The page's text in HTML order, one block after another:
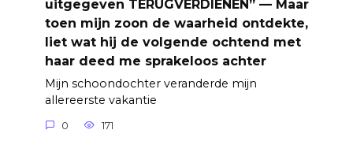
uitgegeven TERUGVERDIENEN” — Maar
toen mijn zoon de waarheid ontdekte,
liet wat hij de volgende ochtend met
haar deed me sprakeloos achter
Mijn schoondochter veranderde mijn
allereerste vakantie
0 171